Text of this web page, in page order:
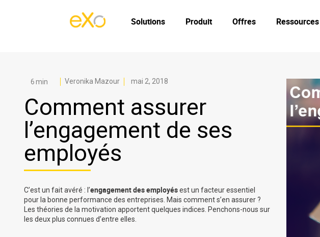
Solutions Produit Offres Ressources
Veronika Mazour mai 2, 2018
Comment assurer
l’engagement de ses
employés
C’est un fait avéré : l’engagement des employésest un facteur essentiel
pour la bonne performance des entreprises. Mais comment s’en assurer ?
Les théories de la motivation apportent quelques indices. Penchons-nous sur
les deux plus connues d’entre elles.